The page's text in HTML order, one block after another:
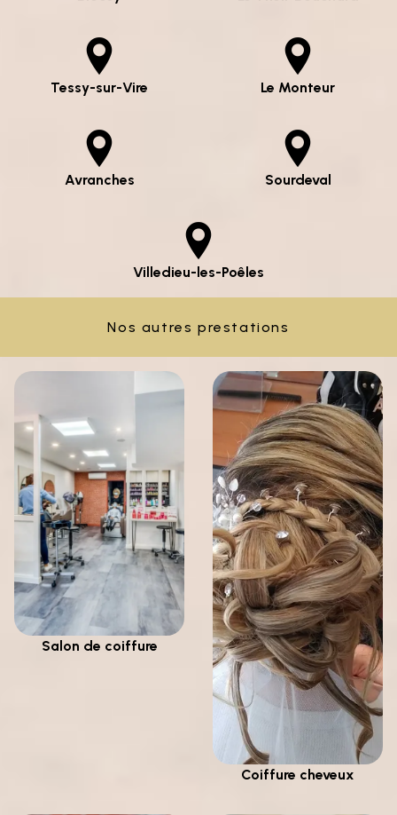
Tessy-sur-Vire Le Monteur
Avranches Sourdeval
Villedieu-les-Poêles
Nos autres prestations
Salon de coiffure
Coiffure cheveux